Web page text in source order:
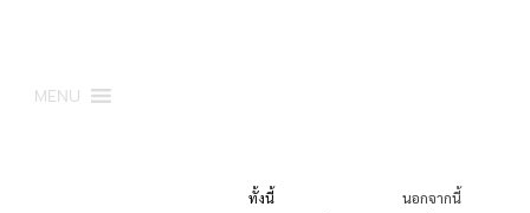
MENU
ทั้งนี้
นอกจากนี้